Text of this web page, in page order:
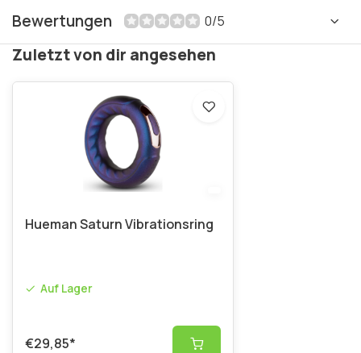
Bewertungen 0/5
Zuletzt von dir angesehen
Hueman Saturn Vibrationsring
Auf Lager
€29,85*